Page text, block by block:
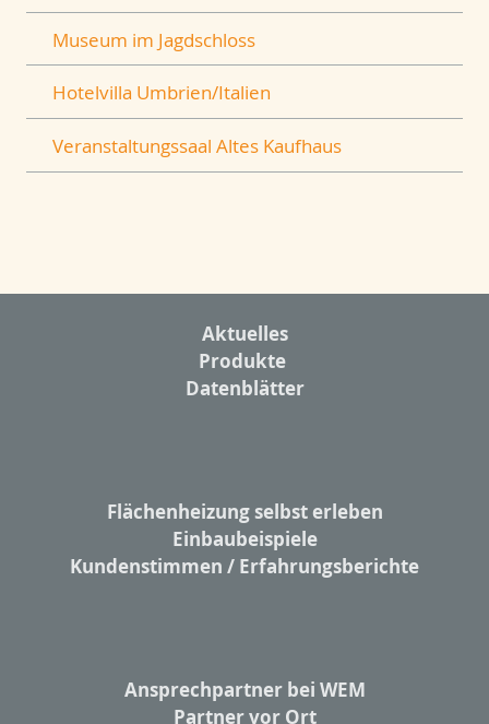
Museum im Jagdschloss
Hotelvilla Umbrien/Italien
Veranstaltungssaal Altes Kaufhaus
Aktuelles
Produkte
Datenblätter
Flächenheizung selbst erleben
Einbaubeispiele
Kundenstimmen / Erfahrungsberichte
Ansprechpartner bei WEM
Partner vor Ort